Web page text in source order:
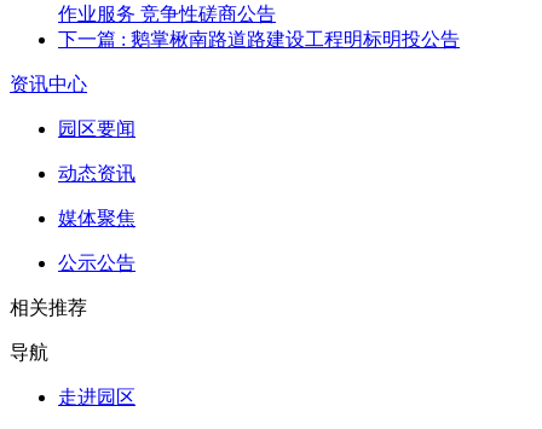
作业服务 竞争性磋商公告
下一篇 : 鹅掌楸南路道路建设工程明标明投公告
资讯中心
园区要闻
动态资讯
媒体聚焦
公示公告
相关推荐
导航
走进园区